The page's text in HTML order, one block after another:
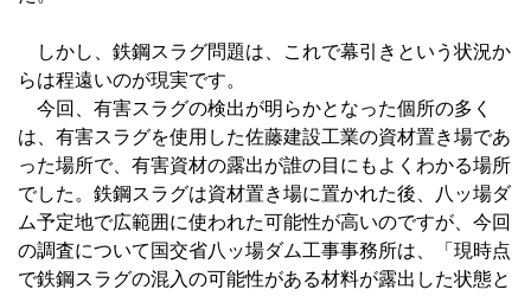
しかし、鉄鋼スラグ問題は、これで幕引きという状況か
らは程遠いのが現実です。
今回、有害スラグの検出が明らかとなった個所の多く
は、有害スラグを使用した佐藤建設工業の資材置き場であ
った場所で、有害資材の露出が誰の目にもよくわかる場所
でした。鉄鋼スラグは資材置き場に置かれた後、八ッ場ダ
ム予定地で広範囲に使われた可能性が高いのですが、今回
の調査について国交省八ッ場ダム工事事務所は、「現時点
で鉄鋼スラグの混入の可能性がある材料が露出した状態と